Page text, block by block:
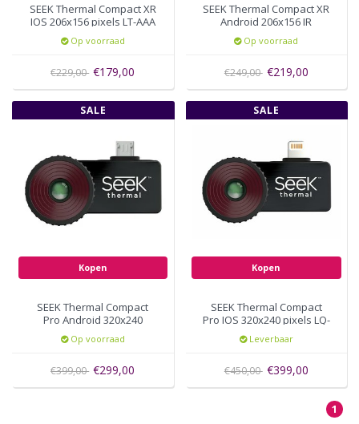
SEEK Thermal Compact XR
IOS 206x156 pixels LT-AAA
Op voorraad
€229,00 €179,00
SEEK Thermal Compact XR
Android 206x156 IR
resolutie Micro-USB UT-
AAA
Op voorraad
€249,00 €219,00
SALE
Kopen
SEEK Thermal Compact
Pro Android 320x240
pixels UQ-AAAX
Op voorraad
€399,00 €299,00
SALE
Kopen
SEEK Thermal Compact
Pro IOS 320x240 pixels LQ-
AAAX
Leverbaar
€450,00 €399,00
1